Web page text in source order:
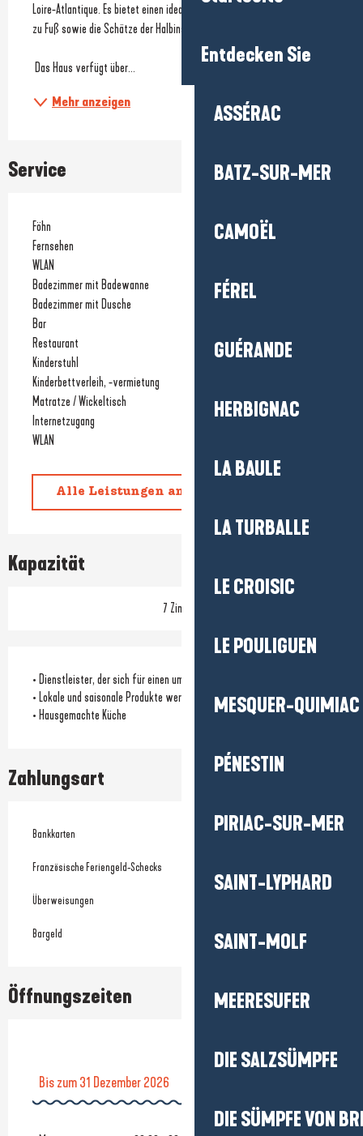
Entdecken Sie
ASSÉRAC
BATZ-SUR-MER
CAMOËL
FÉREL
GUÉRANDE
HERBIGNAC
LA BAULE
LA TURBALLE
LE CROISIC
LE POULIGUEN
MESQUER-QUIMIAC
PÉNESTIN
PIRIAC-SUR-MER
SAINT-LYPHARD
SAINT-MOLF
MEERESUFER
DIE SALZSÜMPFE
DIE SÜMPFE VON
Loire-Atlantique. Es bietet einen idealen Ausgangspunkt, um die Altstadt
zu Fuß sowie die Schätze der Halbinsel von Guérande zu entdecken.
Das Haus verfügt über...
Mehr anzeigen
Service
Föhn
Fernsehen
WLAN
Badezimmer mit Badewanne
Badezimmer mit Dusche
Bar
Restaurant
Kinderstuhl
Kinderbettverleih, -vermietung
Matratze / Wickeltisch
Internetzugang
WLAN
Alle Leistungen anzeigen
Kapazität
7 Zimmer
• Dienstleister, der sich für einen umweltfreundlichen Ansatz einsetzt
• Lokale und saisonale Produkte werden angeboten
• Hausgemachte Küche
Zahlungsart
Bankkarten
Französische Feriengeld-Schecks
Überweisungen
Bargeld
Öffnungszeiten
7 Juni 2026
Bis zum31 Dezember 2026